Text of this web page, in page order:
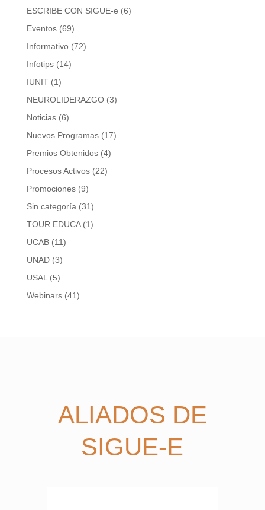
ESCRIBE CON SIGUE-e (6)
Eventos(69)
Informativo(72)
Infotips(14)
IUNIT(1)
NEUROLIDERAZGO(3)
Noticias(6)
Nuevos Programas(17)
Premios Obtenidos(4)
Procesos Activos(22)
Promociones(9)
Sin categoría (31)
TOUR EDUCA(1)
UCAB(11)
UNAD(3)
USAL (5)
Webinars(41)
ALIADOS DE
SIGUE-E